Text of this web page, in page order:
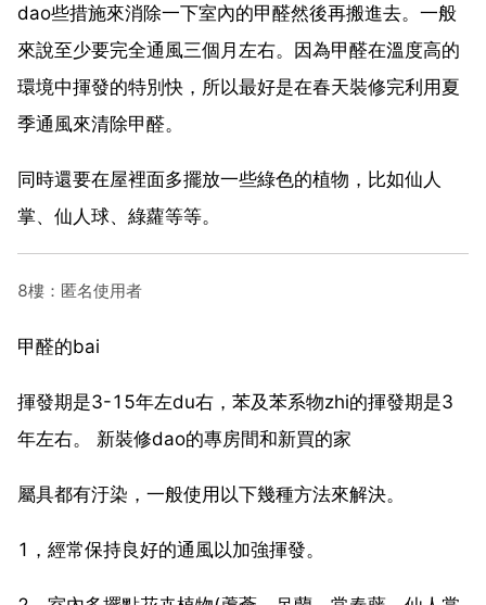
dao些措施來消除一下室內的甲醛然後再搬進去。一般
來說至少要完全通風三個月左右。因為甲醛在溫度高的
環境中揮發的特別快，所以最好是在春天裝修完利用夏
季通風來清除甲醛。
同時還要在屋裡面多擺放一些綠色的植物，比如仙人
掌、仙人球、綠蘿等等。
8樓：匿名使用者
甲醛的bai
揮發期是3-15年左du右，苯及苯系物zhi的揮發期是3
年左右。 新裝修dao的專房間和新買的家
屬具都有汙染，一般使用以下幾種方法來解決。
1，經常保持良好的通風以加強揮發。